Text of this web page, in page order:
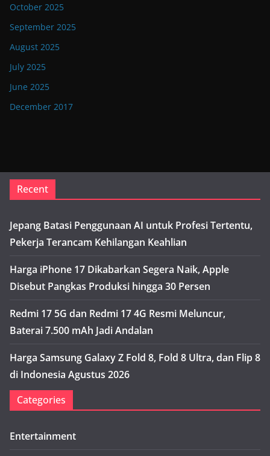
October 2025
September 2025
August 2025
July 2025
June 2025
December 2017
Recent
Jepang Batasi Penggunaan AI untuk Profesi Tertentu,
Pekerja Terancam Kehilangan Keahlian
Harga iPhone 17 Dikabarkan Segera Naik, Apple
Disebut Pangkas Produksi hingga 30 Persen
Redmi 17 5G dan Redmi 17 4G Resmi Meluncur,
Baterai 7.500 mAh Jadi Andalan
Harga Samsung Galaxy Z Fold 8, Fold 8 Ultra, dan Flip 8
di Indonesia Agustus 2026
Categories
Entertainment